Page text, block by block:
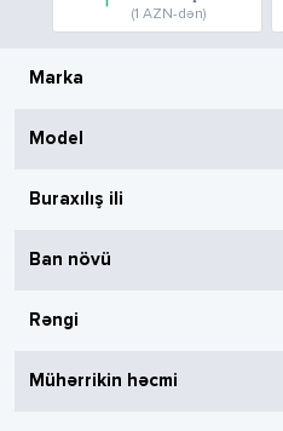
(1 AZN-dən)
Marka
Model
Buraxılış ili
Ban növü
Rəngi
Mühərrikin həcmi